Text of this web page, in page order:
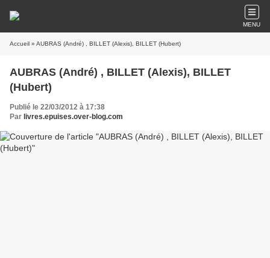
MENU
Accueil » AUBRAS (André) , BILLET (Alexis), BILLET (Hubert)
AUBRAS (André) , BILLET (Alexis), BILLET
(Hubert)
Publié le 22/03/2012 à 17:38
Par livres.epuises.over-blog.com